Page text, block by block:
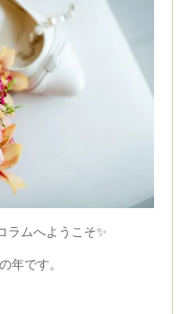
ムへようこそ✨
年です。